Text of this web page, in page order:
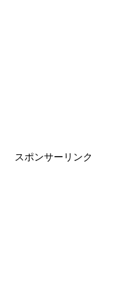
スポンサーリンク